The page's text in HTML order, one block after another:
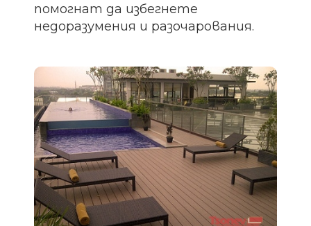
помогнат да избегнете
недоразумения и разочарования.